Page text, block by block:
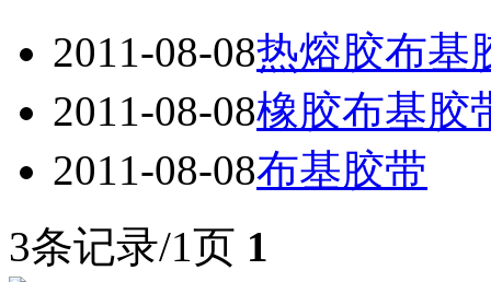
2011-08-08热熔胶布基
2011-08-08橡胶布基胶
2011-08-08布基胶带
3条记录/1页 1